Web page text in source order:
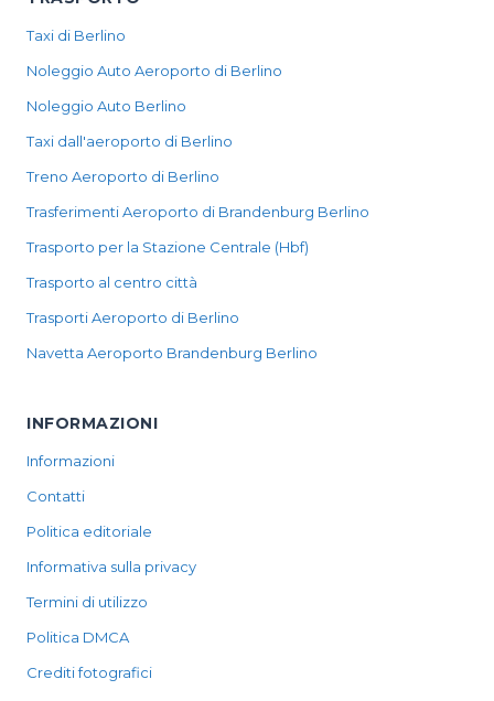
Taxi di Berlino
Noleggio Auto Aeroporto di Berlino
Noleggio Auto Berlino
Taxi dall'aeroporto di Berlino
Treno Aeroporto di Berlino
Trasferimenti Aeroporto di Brandenburg Berlino
Trasporto per la Stazione Centrale (Hbf)
Trasporto al centro città
Trasporti Aeroporto di Berlino
Navetta Aeroporto Brandenburg Berlino
INFORMAZIONI
Informazioni
Contatti
Politica editoriale
Informativa sulla privacy
Termini di utilizzo
Politica DMCA
Crediti fotografici